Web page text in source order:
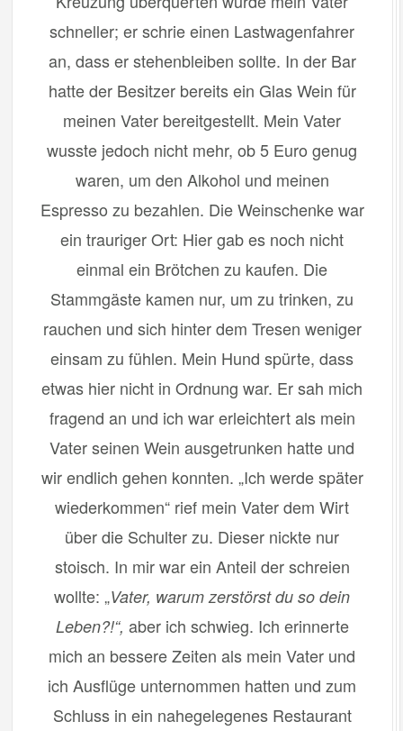
schneller; er schrie einen Lastwagenfahrer
an, dass er stehenbleiben sollte. In der Bar
hatte der Besitzer bereits ein Glas Wein für
meinen Vater bereitgestellt. Mein Vater
wusste jedoch nicht mehr, ob 5 Euro genug
waren, um den Alkohol und meinen
Espresso zu bezahlen. Die Weinschenke war
ein trauriger Ort: Hier gab es noch nicht
einmal ein Brötchen zu kaufen. Die
Stammgäste kamen nur, um zu trinken, zu
rauchen und sich hinter dem Tresen weniger
einsam zu fühlen. Mein Hund spürte, dass
etwas hier nicht in Ordnung war. Er sah mich
fragend an und ich war erleichtert als mein
Vater seinen Wein ausgetrunken hatte und
wir endlich gehen konnten. „Ich werde später
wiederkommen“ rief mein Vater dem Wirt
über die Schulter zu. Dieser nickte nur
stoisch. In mir war ein Anteil der schreien
wollte: „Vater, warum zerstörst du so dein
Leben?!“, aber ich schwieg. Ich erinnerte
mich an bessere Zeiten als mein Vater und
ich Ausflüge unternommen hatten und zum
Schluss in ein nahegelegenes Restaurant